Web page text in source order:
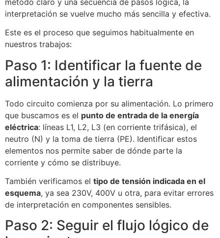
interpretación se vuelve mucho más sencilla y efectiva.
Este es el proceso que seguimos habitualmente en
nuestros trabajos:
Paso 1: Identificar la fuente de
alimentación y la tierra
Todo circuito comienza por su alimentación. Lo primero
que buscamos es el punto de entrada de la energía
eléctrica: líneas L1, L2, L3 (en corriente trifásica), el
neutro (N) y la toma de tierra (PE). Identificar estos
elementos nos permite saber de dónde parte la
corriente y cómo se distribuye.
También verificamos el tipo de tensión indicada en el
esquema, ya sea 230V, 400V u otra, para evitar errores
de interpretación en componentes sensibles.
Paso 2: Seguir el flujo lógico de